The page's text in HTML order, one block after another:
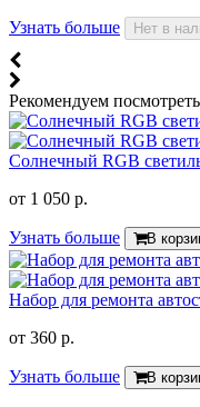
Узнать больше Нет в
Рекомендуем посмотреть
Солнечный RGB
от 1 050 р.
Узнать больше В
Набор для ремонта
от 360 р.
Узнать больше В